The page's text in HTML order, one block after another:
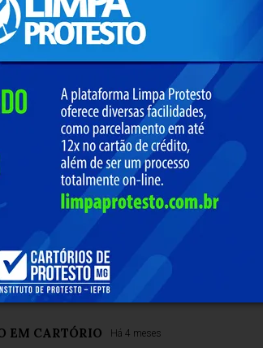
Presidente.
WhatsApp
lo. Nos reservamos ao direito de reprovar ou eliminar
EM CARTÓRIO Há 4 meses